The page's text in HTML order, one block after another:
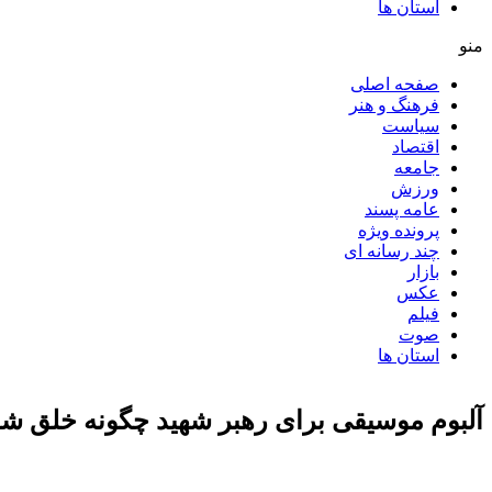
استان ها
منو
صفحه اصلی
فرهنگ و هنر
سیاست
اقتصاد
جامعه
ورزش
عامه پسند
پرونده ویژه
چند رسانه ای
بازار
عکس
فیلم
صوت
استان ها
آلبوم موسیقی برای رهبر شهید چگونه خلق